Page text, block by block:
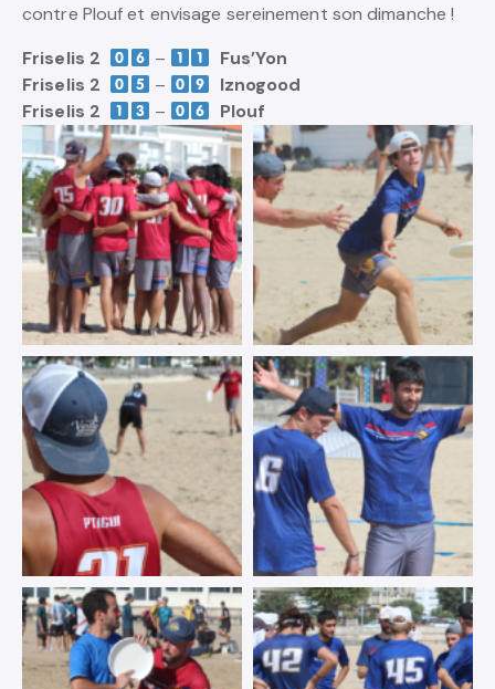
contre Plouf et envisage sereinement son dimanche !
Friselis 2
–
Fus’Yon
Friselis 2
–
Iznogood
Friselis 2
– Plouf